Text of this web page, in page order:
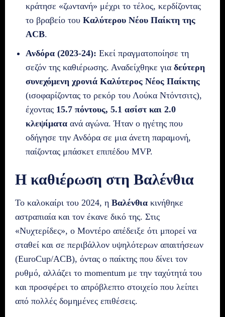
κράτησε «ζωντανή» μέχρι το τέλος, κερδίζοντας
το βραβείο του Καλύτερου Νέου Παίκτη της
ACB.
Ανδόρα (2023-24): Εκεί πραγματοποίησε τη
σεζόν της καθιέρωσης. Αναδείχθηκε για δεύτερη
συνεχόμενη χρονιά Καλύτερος Νέος Παίκτης
(ισοφαρίζοντας το ρεκόρ του Λούκα Ντόντσιτς),
έχοντας 15.7 πόντους, 5.1 ασίστ και 2.0
κλεψίματα ανά αγώνα. Ήταν ο ηγέτης που
οδήγησε την Ανδόρα σε μια άνετη παραμονή,
παίζοντας μπάσκετ επιπέδου MVP.
Η καθιέρωση στη Βαλένθια
Το καλοκαίρι του 2024, η Βαλένθια κινήθηκε
αστραπιαία και τον έκανε δικό της. Στις
«Νυχτερίδες», ο Μοντέρο απέδειξε ότι μπορεί να
σταθεί και σε περιβάλλον υψηλότερων απαιτήσεων
(EuroCup/ACB), όντας ο παίκτης που δίνει τον
ρυθμό, αλλάζει το momentum με την ταχύτητά του
και προσφέρει το απρόβλεπτο στοιχείο που λείπει
από πολλές δομημένες επιθέσεις.